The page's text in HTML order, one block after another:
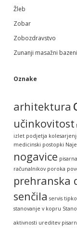
Žleb
Zobar
Zobozdravstvo
Zunanji masažni bazeni
Oznake
arhitektura
učinkovitost
izlet podjetja
medicinski postopki
nogavice pisarna
računalnikov poroka
prehranska
senčila servis
stanovanje v kopru
aktivnosti ureditev